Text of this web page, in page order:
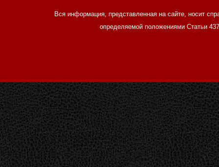
Вся информация, представленная на сайте, носит
определяемой положениями Статьи